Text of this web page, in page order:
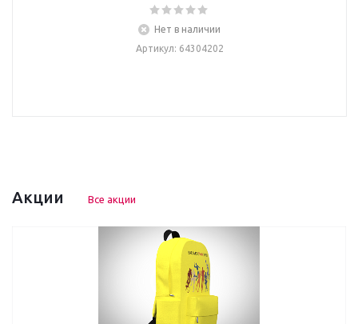
Нет в наличии
Артикул: 64304202
Акции Все акции